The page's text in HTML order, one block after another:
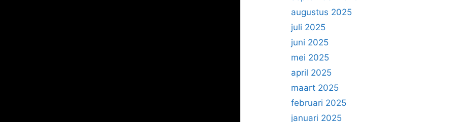
augustus 2025
juli 2025
juni 2025
mei 2025
april 2025
maart 2025
februari 2025
januari 2025